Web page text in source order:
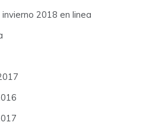
2018 en linea